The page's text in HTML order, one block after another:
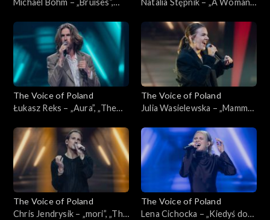
Michael Böhm – „Bruises”,
Nokaut, 1 listopada 2025
Natalia Stępnik – „A Woman's
Poland”, Nokaut, 1 listopada
2025
The Voice of Poland
Łukasz Reks – „Aura”, „The
listopada 2025
The Voice of Poland
Julia Wasielewska – „Mamma
Poland”, Nokaut, 1 listopada
2025
The Voice of Poland
Chris Jendrysik – „mori”, „The
The Voice of Poland
Lena Cichocka – „Kiedyś do